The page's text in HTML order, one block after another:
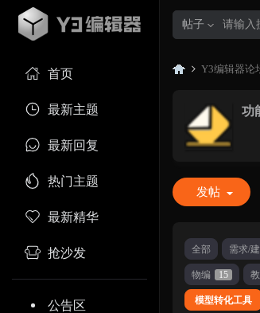
首页
最新主题
最新回复
热门主题
最新精华
抢沙发
公告区
帖子
»
Y3编辑器论
功
发帖
全部 需求/
物编 15
模型转化工具